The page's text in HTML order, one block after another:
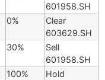
601958.SH
0%
Clear
603629.SH
30%
Sell
601958.SH
100%
Hold